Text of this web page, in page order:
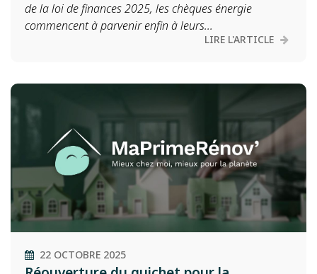
de la loi de finances 2025, les chèques énergie
commencent à parvenir enfin à leurs...
LIRE L'ARTICLE
22 OCTOBRE 2025